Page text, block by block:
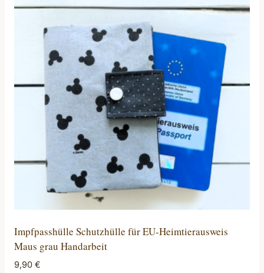
Impfpasshülle Schutzhülle für EU-Heimtierausweis
Maus grau Handarbeit
9,90 €